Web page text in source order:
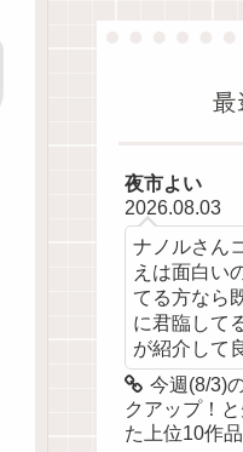
夜市よい
2026.08.03
ナノルさん
えは面白い
てる方なら
に君臨して
が紹介して
今週(8/3)
クアップ！
た上位10作品